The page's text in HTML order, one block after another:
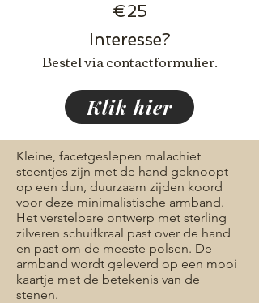
€25
Interesse?
Bestel via contactformulier.
Klik hier
Kleine, facetgeslepen malachiet
steentjes zijn met de hand geknoopt
op een dun, duurzaam zijden koord
voor deze minimalistische armband.
Het verstelbare ontwerp met sterling
zilveren schuifkraal past over de hand
en past om de meeste polsen. De
armband wordt geleverd op een mooi
kaartje met de betekenis van de
stenen.